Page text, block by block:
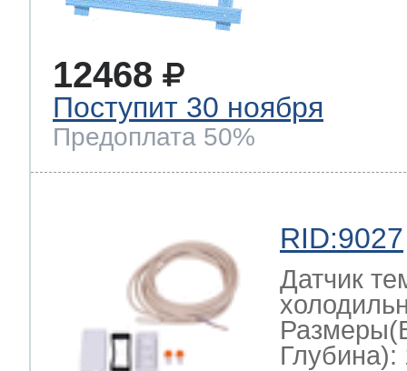
12468
Поступит 30 ноября
Предоплата 50%
RID:9027
Датчик
Глубина):